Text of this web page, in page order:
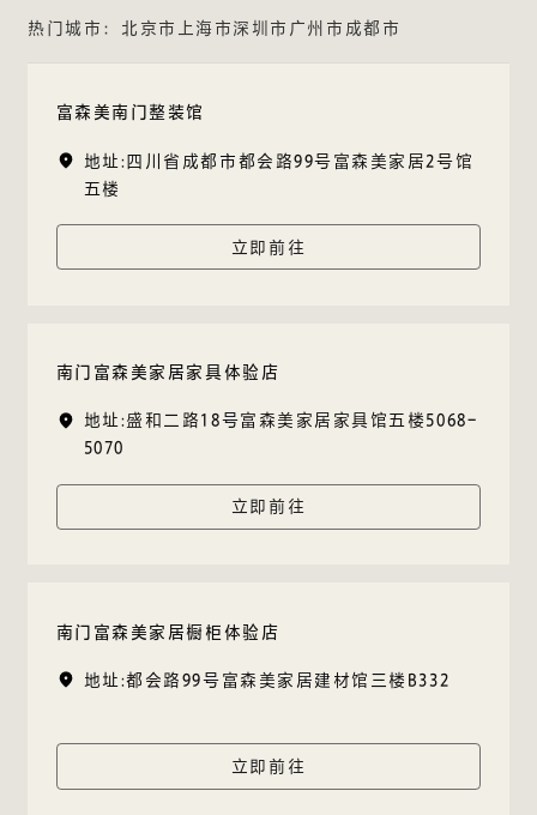
热门城市： 北京市 上海市 深圳市 广州市 成都市
富森美南门整装馆
地址:四川省成都市都会路99号富森美家居2号馆
五楼
立即前往
南门富森美家居家具体验店
地址:盛和二路18号富森美家居家具馆五楼5068-
5070
立即前往
南门富森美家居橱柜体验店
地址:都会路99号富森美家居建材馆三楼B332
立即前往